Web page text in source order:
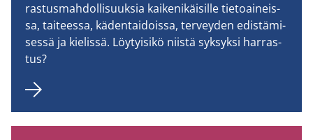
ras­tus­mah­dol­li­suuk­sia kai­ke­ni­käi­sil­le tie­toai­neis­
sa, tai­tees­sa, kä­den­tai­dois­sa, ter­vey­den edis­tä­mi­
ses­sä ja kie­lis­sä. Löy­tyi­si­kö niis­tä syk­syk­si har­ras­
tus?